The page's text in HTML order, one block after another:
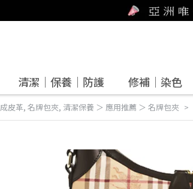
清潔｜保養｜防護 修補｜染色
皮革, 名牌包夾, 清潔保養 ＞ 應用推薦 ＞ 名牌包夾